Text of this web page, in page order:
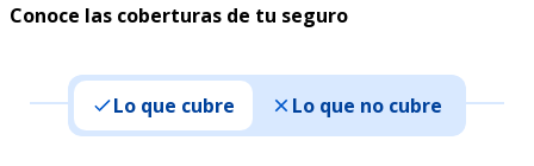
Conoce las coberturas de tu seguro
Lo que cubre Lo que no cubre